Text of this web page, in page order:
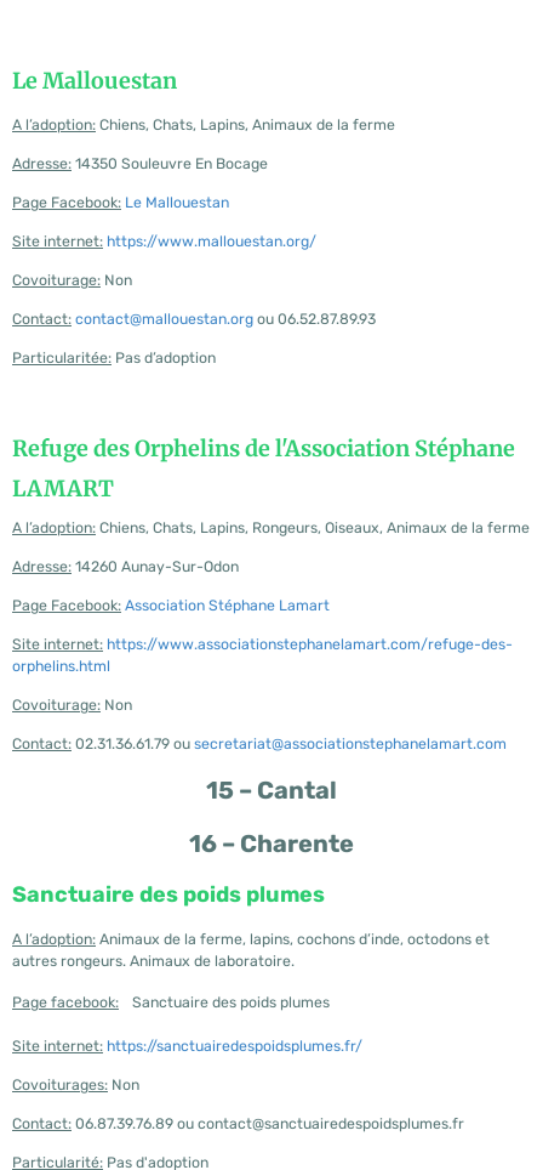
Le Mallouestan
A l’adoption: Chiens, Chats, Lapins, Animaux de la ferme
Adresse: 14350 Souleuvre En Bocage
Page Facebook: Le Mallouestan
Site internet: https://www.mallouestan.org/
Covoiturage: Non
Contact: contact@mallouestan.org ou 06.52.87.89.93
Particularitée: Pas d’adoption
Refuge des Orphelins de l'Association Stéphane
LAMART
A l’adoption: Chiens, Chats, Lapins, Rongeurs, Oiseaux, Animaux de la ferme
Adresse: 14260 Aunay-Sur-Odon
Page Facebook: Association Stéphane Lamart
Site internet: https://www.associationstephanelamart.com/refuge-des-
orphelins.html
Covoiturage: Non
Contact: 02.31.36.61.79 ou secretariat@associationstephanelamart.com
15 – Cantal
16 – Charente
Sanctuaire des poids plumes
A l’adoption: Animaux de la ferme, lapins, cochons d’inde, octodons et
autres rongeurs. Animaux de laboratoire.
Page facebook: Sanctuaire des poids plumes
Site internet: https://sanctuairedespoidsplumes.fr/
Covoiturages: Non
Contact: 06.87.39.76.89 ou contact@sanctuairedespoidsplumes.fr
Particularité: Pas d'adoption